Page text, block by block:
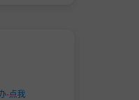
-点我